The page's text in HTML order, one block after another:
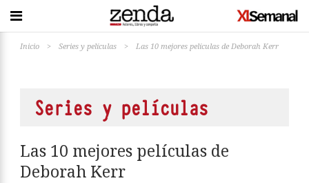
Inicio > Series y películas > Las 10 mejores películas de Deborah Kerr
Series y películas
Las 10 mejores películas de
Deborah Kerr